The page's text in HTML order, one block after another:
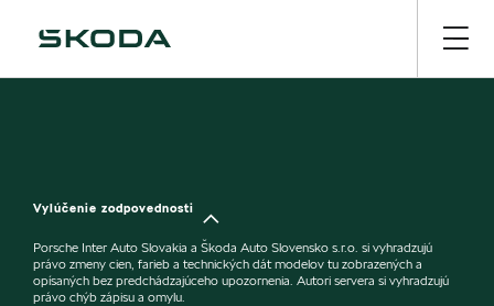
Vylúčenie zodpovednosti
Porsche Inter Auto Slovakia a Škoda Auto Slovensko s.r.o. si vyhradzujú
právo zmeny cien, farieb a technických dát modelov tu zobrazených a
opísaných bez predchádzajúceho upozornenia. Autori servera si vyhradzujú
právo chýb zápisu a omylu.